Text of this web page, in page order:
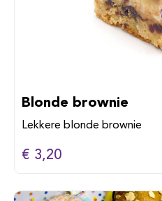
Blonde brownie
Lekkere blonde brownie
€ 3,20